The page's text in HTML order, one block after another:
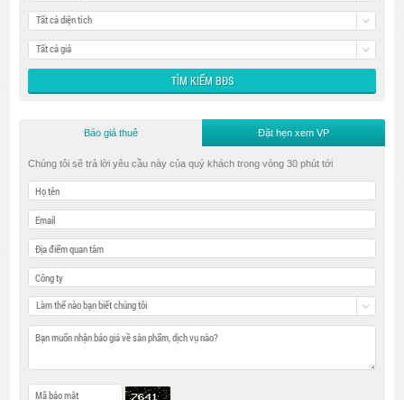
Tất cả diện tích
Tất cả giá
Báo giá thuê Đặt hẹn xem VP
Chúng tôi sẽ trả lời yêu cầu này của quý khách trong vòng 30 phút tới
Làm thế nào bạn biết chúng tôi